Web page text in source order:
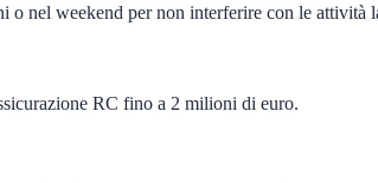
o nel weekend per non interferire con le attività
RC fino a 2 milioni di euro.